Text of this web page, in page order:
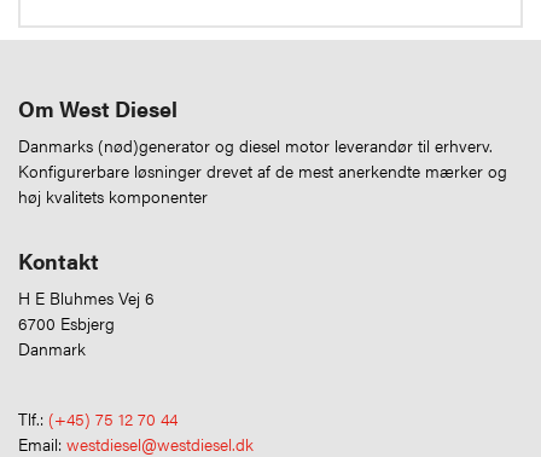
Om West Diesel
Danmarks (nød)generator og diesel motor leverandør til erhverv.
Konfigurerbare løsninger drevet af de mest anerkendte mærker og
høj kvalitets komponenter
Kontakt
H E Bluhmes Vej 6
6700 Esbjerg
Danmark
Tlf.: (+45) 75 12 70 44
Email: westdiesel@westdiesel.dk